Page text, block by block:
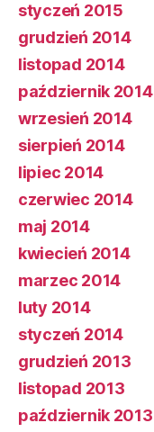
styczeń 2015
grudzień 2014
listopad 2014
październik 2014
wrzesień 2014
sierpień 2014
lipiec 2014
czerwiec 2014
maj 2014
kwiecień 2014
marzec 2014
luty 2014
styczeń 2014
grudzień 2013
listopad 2013
październik 2013